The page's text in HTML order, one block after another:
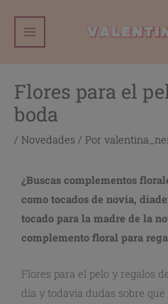
contenido
Main
Menu
Flores para el
boda
/ Novedades / Por
¿Buscas complementos
como tocados de novia,
tocado para la madre de la
complemento floral para
Flores para el pelo y regalos
día y todavía dudas sobre